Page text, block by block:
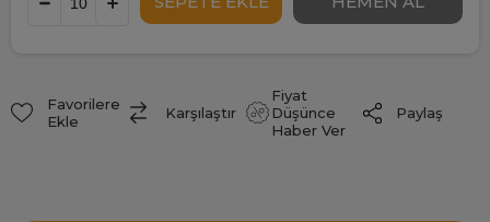
Favorilere
Ekle
Karşılaştır
Fiyat
Düşünce
Haber Ver
Paylaş